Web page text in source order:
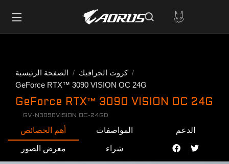
الصفحة الرئيسية
كروت الجرافيك
GeForce RTX™ 3090 VISION OC 24G
GeForce RTX™ 3090 VISION OC 24G
GV-N3090VISION OC-24GD
أهم الخصائص المواصفات الدعم
معرض الصور شراء